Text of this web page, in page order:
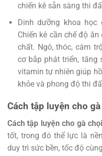
chiến kê sẵn sàng thi
Dinh dưỡng khoa
Chiến kê cần chế độ
chất. Ngô, thóc, cám
cơ bắp phát triển, tăng
vitamin tự nhiên giúp
khỏe và phong độ thi
Cách tập luyện cho
Cách tập luyện cho gà chọi
tốt, trong đó thể lực là
duy trì sức bền, tốc độ